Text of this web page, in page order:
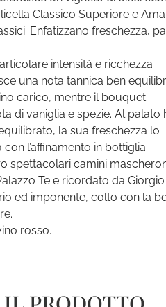
Classico Superiore e
Enfatizzano freschezza,
intensità e ricchezza
una nota tannica ben
carico, mentre il bouquet
di vaniglia e spezie. Al palato
la sua freschezza lo
l’affinamento in bottiglia
spettacolari camini
Te e ricordato da
ed imponente, colto con la
rosso.